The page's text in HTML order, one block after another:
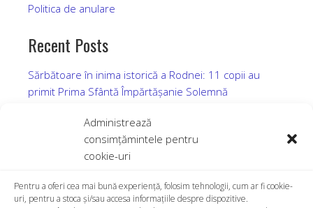
Administrează
consimțămintele pentru
cookie-uri
Pentru a oferi cea mai bună experiență, folosim tehnologii, cum ar fi cookie-
uri, pentru a stoca și/sau accesa informațiile despre dispozitive.
Politica de anulare
Recent Posts
Sărbătoare în inima istorică a Rodnei: 11 copii au
primit Prima Sfântă Împărtășanie Solemnă
Duminică, 12 iulie 2026
Sărbătoare și comuniune la Beclean: Hramul Parohiei
28.06.2026
Hramul Mănăstirii Molișet, zi de har și comuniune, 7